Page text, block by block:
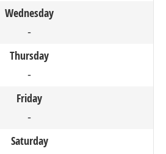
Wednesday
-
Thursday
-
Friday
-
Saturday